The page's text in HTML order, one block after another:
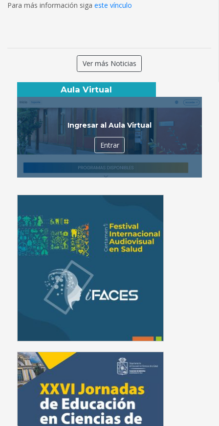
Para más información siga este vínculo
Ver más Noticias
Aula Virtual
Ingresar al Aula Virtual
Entrar